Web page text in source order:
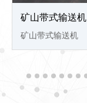
矿山带式输送机
矿山带式输送机